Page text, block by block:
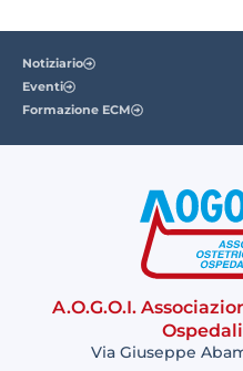
Notiziario
Eventi
Formazione ECM
A.O.G.O.I.
Via Giuseppe